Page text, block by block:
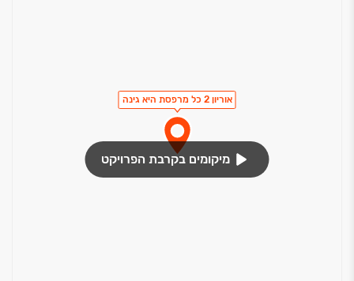
אוריון 2 כל מרפסת היא גינה
מיקומים בקרבת הפרויקט